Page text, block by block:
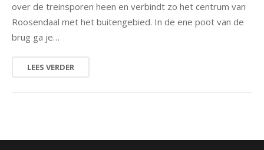
over de treinsporen heen en verbindt zo het centrum van
Roosendaal met het buitengebied. In de ene poot van de
brug ga je…
LEES VERDER